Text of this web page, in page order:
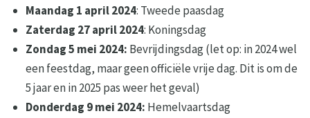
Maandag 1 april 2024: Tweede paasdag
Zaterdag 27 april 2024: Koningsdag
Zondag 5 mei 2024: Bevrijdingsdag (let op: in 2024 wel
een feestdag, maar geen officiële vrije dag. Dit is om de
5 jaar en in 2025 pas weer het geval)
Donderdag 9 mei 2024: Hemelvaartsdag